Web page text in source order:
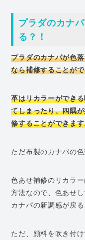
プラダのカナ
る？！
プラダのカナパが色
なら補修することが
革はリカラーができ
てしまったり、四隅
修することができま
ただ布製のカナパの
色あせ補修のリカラ
方法なので、色あせ
カナパの新調感が戻る
ただ、顔料を吹き付